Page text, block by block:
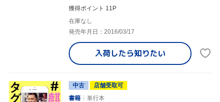
獲得ポイント 11P
在庫なし
発売年月日：2016/03/17
入荷したら知りたい
中古
店舗受取可
書籍
単行本